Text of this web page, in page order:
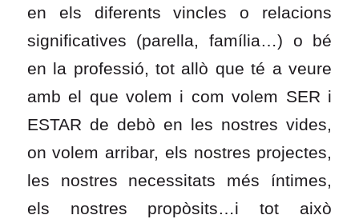
en els diferents vincles o relacions
significatives (parella, família…) o bé
en la professió, tot allò que té a veure
amb el que volem i com volem SER i
ESTAR de debò en les nostres vides,
on volem arribar, els nostres projectes,
les nostres necessitats més íntimes,
els nostres propòsits…i tot això